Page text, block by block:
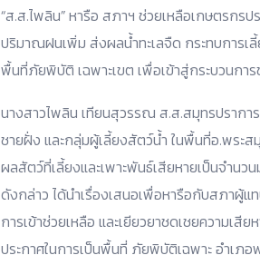
“ส.ส.ไพลิน” หารือ สภาฯ ช่วยเหลือเกษตรกร
ปริมาณฝนเพิ่ม ส่งผลน้ำทะเลจืด กระทบการ
พื้นที่ภัยพิบัติ เฉพาะเขต เพื่อเข้าสู่กระบวนกา
นางสาวไพลิน เทียนสุวรรณ ส.ส.สมุทรปรากา
ชายฝั่ง และกลุ่มผู้เลี้ยงสัตว์น้ำ ในพื้นที่อ.พร
ผลสัตว์ที่เลี้ยงและเพาะพันธ์เสียหายเป็นจำน
ดังกล่าว ได้นำเรื่องเสนอเพื่อหารือกับสภาผู้แ
การเข้าช่วยเหลือ และเยียวยาชดเชยความเสี
ประกาศในการเป็นพื้นที่ ภัยพิบัติเฉพาะ อำเภ